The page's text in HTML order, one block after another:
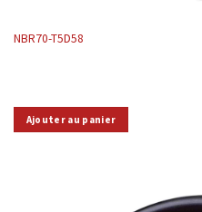
NBR70-T5D58
Ajouter au panier